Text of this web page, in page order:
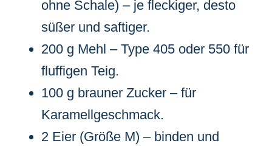
ohne Schale) – je fleckiger, desto
süßer und saftiger.
200 g Mehl – Type 405 oder 550 für
fluffigen Teig.
100 g brauner Zucker – für
Karamellgeschmack.
2 Eier (Größe M) – binden und